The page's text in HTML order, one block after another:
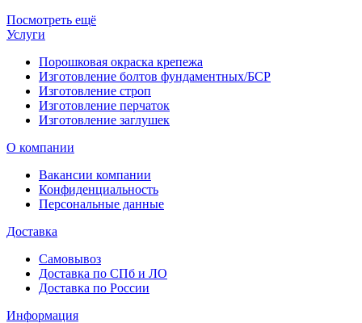
Посмотреть ещё
Услуги
Порошковая окраска крепежа
Изготовление болтов фундаментных/БСР
Изготовление строп
Изготовление перчаток
Изготовление заглушек
О компании
Вакансии компании
Конфиденциальность
Персональные данные
Доставка
Самовывоз
Доставка по СПб и ЛО
Доставка по России
Информация